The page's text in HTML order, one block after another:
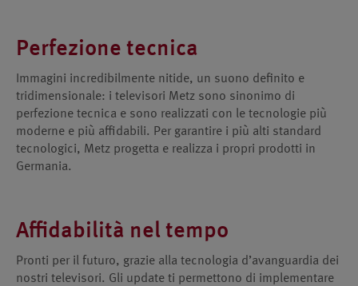
Perfezione tecnica
Immagini incredibilmente nitide, un suono definito e
tridimensionale: i televisori Metz sono sinonimo di
perfezione tecnica e sono realizzati con le tecnologie più
moderne e più affidabili. Per garantire i più alti standard
tecnologici, Metz progetta e realizza i propri prodotti in
Germania.
Affidabilità nel tempo
Pronti per il futuro, grazie alla tecnologia d’avanguardia dei
nostri televisori. Gli update ti permettono di implementare